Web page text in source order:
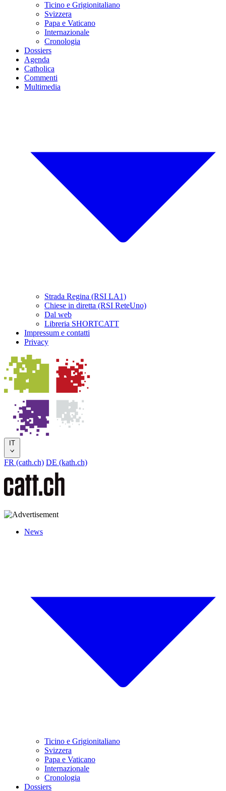
Ticino e Grigionitaliano
Svizzera
Papa e Vaticano
Internazionale
Cronologia
Dossiers
Agenda
Catholica
Commenti
Multimedia
Strada Regina (RSI LA1)
Chiese in diretta (RSI ReteUno)
Dal web
Libreria SHORTCATT
Impressum e contatti
Privacy
IT
FR (cath.ch) DE (kath.ch)
News
Ticino e Grigionitaliano
Svizzera
Papa e Vaticano
Internazionale
Cronologia
Dossiers